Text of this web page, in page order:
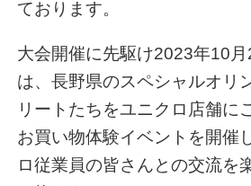
ております。
大会開催に先駆け2023年10
は、長野県のスペシャルオリ
リートたちをユニクロ店舗に
お買い物体験イベントを開催
ロ従業員の皆さんとの交流を